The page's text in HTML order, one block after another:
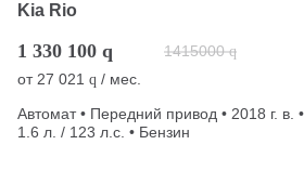
Kia Rio
1 330 100 q 1415000 q
от27 021 q / мес.
Автомат • Передний привод • 2018 г. в.
1.6 л. / 123 л.с. • Бензин